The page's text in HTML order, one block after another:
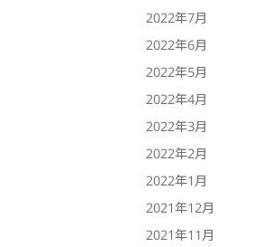
2022年7月
2022年6月
2022年5月
2022年4月
2022年3月
2022年2月
2022年1月
2021年12月
2021年11月